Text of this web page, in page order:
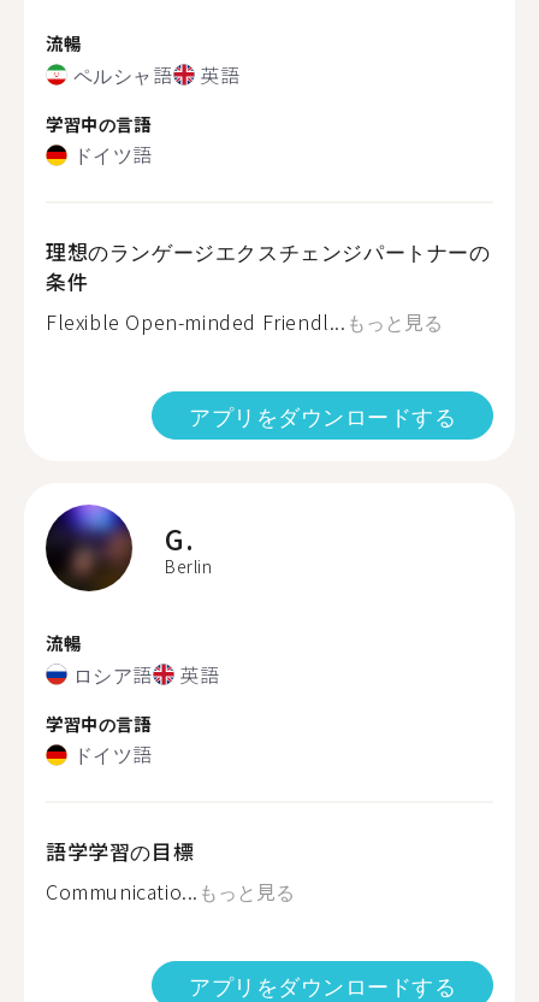
流暢
ペルシャ語 英語
学習中の言語
ドイツ語
理想のランゲージエクスチェンジパートナーの
条件
Flexible Open-minded Friendl... もっと見る
アプリをダウンロードする
G.
Berlin
流暢
ロシア語 英語
学習中の言語
ドイツ語
語学学習の目標
Communicatio... もっと見る
アプリをダウンロードする